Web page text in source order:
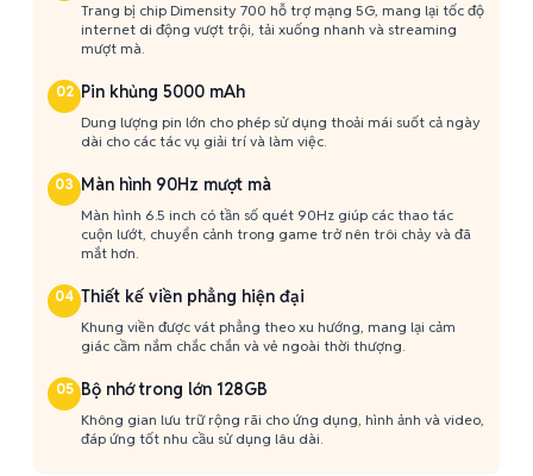
Trang bị chip Dimensity 700 hỗ trợ mạng 5G, mang lại tốc độ
internet di động vượt trội, tải xuống nhanh và streaming
mượt mà.
02 Pin khủng 5000 mAh
Dung lượng pin lớn cho phép sử dụng thoải mái suốt cả ngày
dài cho các tác vụ giải trí và làm việc.
03 Màn hình 90Hz mượt mà
Màn hình 6.5 inch có tần số quét 90Hz giúp các thao tác
cuộn lướt, chuyển cảnh trong game trở nên trôi chảy và đã
mắt hơn.
04 Thiết kế viền phẳng hiện đại
Khung viền được vát phẳng theo xu hướng, mang lại cảm
giác cầm nắm chắc chắn và vẻ ngoài thời thượng.
05 Bộ nhớ trong lớn 128GB
Không gian lưu trữ rộng rãi cho ứng dụng, hình ảnh và video,
đáp ứng tốt nhu cầu sử dụng lâu dài.